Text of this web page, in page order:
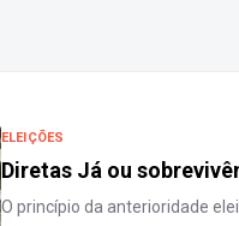
ELEIÇÕES
Diretas Já ou
O princípio da anterioridade